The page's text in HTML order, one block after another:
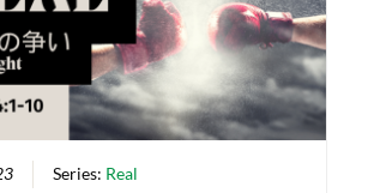
Series: Real